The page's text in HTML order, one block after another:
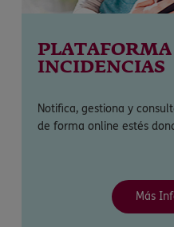
INCIDENCIAS
Notifica, gestiona y
de forma online estés
Más